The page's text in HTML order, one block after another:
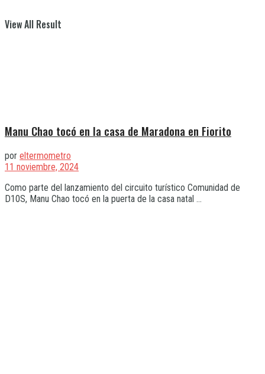
View All Result
Manu Chao tocó en la casa de Maradona en Fiorito
por eltermometro
11 noviembre, 2024
Como parte del lanzamiento del circuito turístico Comunidad de
D10S, Manu Chao tocó en la puerta de la casa natal ...